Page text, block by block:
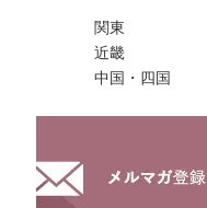
関東
近畿
中国・四国